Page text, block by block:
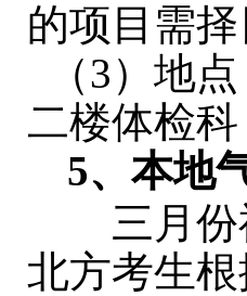
的项目需
（3）地
二楼体检
5、本地
三月份福
北方考生